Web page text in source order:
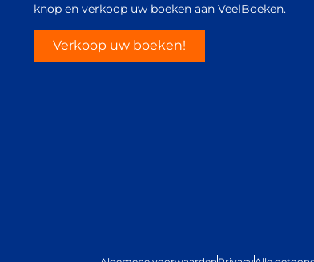
knop en verkoop uw boeken aan VeelBoeken.
Verkoop uw boeken!